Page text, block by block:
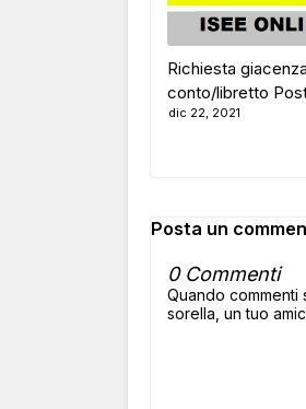
Richiesta
conto/libretto
dic 22, 2021
Posta un
0 Commenti
Quando commenti
sorella, un tuo